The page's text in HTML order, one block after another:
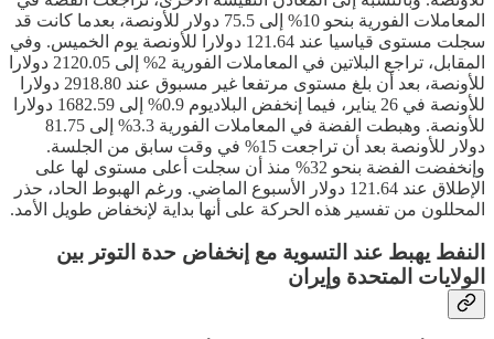
المعاملات الفورية بنحو 10% إلى 75.5 دولار للأونصة، بعدما كانت قد
سجلت مستوى قياسيا عند 121.64 دولارا للأونصة يوم الخميس. وفي
المقابل، تراجع البلاتين في المعاملات الفورية 2% إلى 2120.05 دولارا
للأونصة، بعد أن بلغ مستوى مرتفعا غير مسبوق عند 2918.80 دولارا
للأونصة في 26 يناير، فيما إنخفض البلاديوم 0.9% إلى 1682.59 دولارا
للأونصة. وهبطت الفضة في المعاملات الفورية 3.3% إلى 81.75
دولار للأونصة بعد أن تراجعت 15% في وقت سابق ​من الجلسة.
وإنخفضت الفضة بنحو 32% منذ أن سجلت أعلى مستوى لها على
الإطلاق عند 121.64 دولار الأسبوع الماضي. ورغم ​الهبوط الحاد، حذر
المحللون من تفسير هذه الحركة على أنها بداية لإنخفاض طويل الأمد.
النفط يهبط عند التسوية مع إنخفاض حدة التوتر بين
الولايات المتحدة وإيران